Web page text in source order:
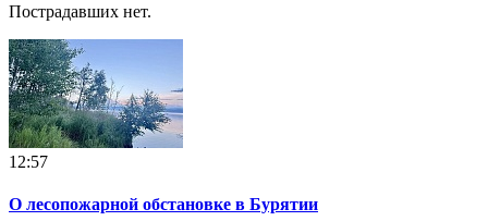
Пострадавших нет.
12:57
О лесопожарной обстановке в Бурятии